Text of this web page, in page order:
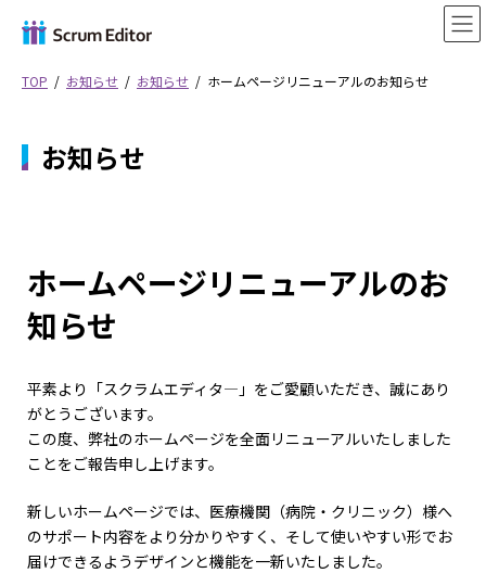
TOP お知らせ お知らせ ホームページリニューアルのお知らせ
お知らせ
ホームページリニューアルのお
知らせ
平素より「スクラムエディタ―」をご愛顧いただき、誠にあり
がとうございます。
この度、弊社のホームページを全面リニューアルいたしました
ことをご報告申し上げます。
新しいホームページでは、医療機関（病院・クリニック）様へ
のサポート内容をより分かりやすく、そして使いやすい形でお
届けできるようデザインと機能を一新いたしました。